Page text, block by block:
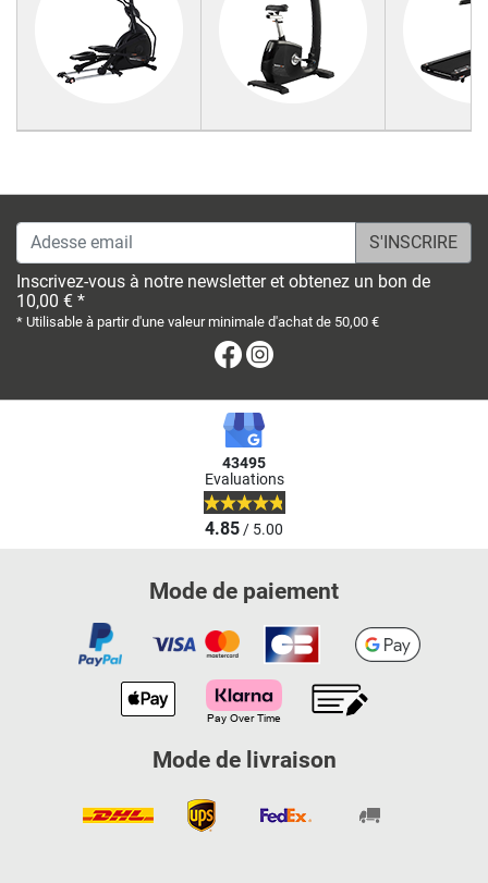
Adesse email
Inscrivez-vous à notre newsletter et obtenez un bon de
10,00 € *
* Utilisable à partir d'une valeur minimale d'achat de 50,00 €
Facebook
43495
Evaluations
4.85/ 5.00
Mode de paiement
Mode de livraison